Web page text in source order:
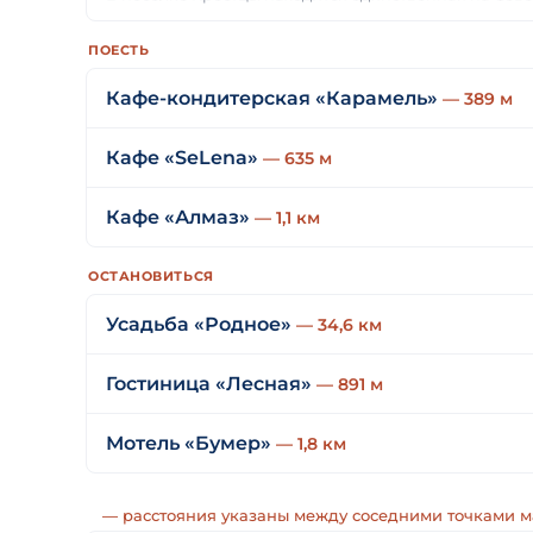
ПОЕСТЬ
Кафе-кондитерская «Карамель» — 389 м
Кафе «SeLena» — 635 м
Кафе «Алмаз» — 1,1 км
ОСТАНОВИТЬСЯ
Усадьба «Родное» — 34,6 км
Гостиница «Лесная» — 891 м
Мотель «Бумер» — 1,8 км
— расстояния указаны между соседними точками